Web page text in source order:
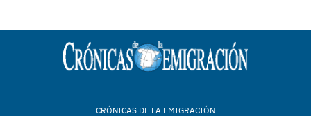
CRÓNICAS DE LA EMIGRACIÓN